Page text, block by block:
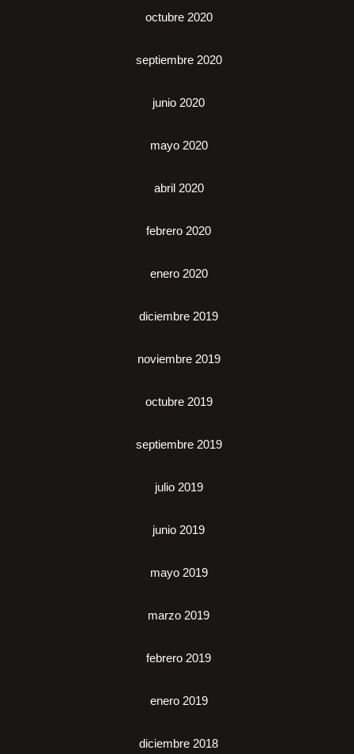
octubre 2020
septiembre 2020
junio 2020
mayo 2020
abril 2020
febrero 2020
enero 2020
diciembre 2019
noviembre 2019
octubre 2019
septiembre 2019
julio 2019
junio 2019
mayo 2019
marzo 2019
febrero 2019
enero 2019
diciembre 2018